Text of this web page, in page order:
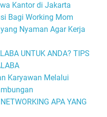
Kantor di Jakarta
Bagi Working Mom
Nyaman Agar Kerja
UNTUK ANDA? TIPS
Karyawan Melalui
APA YANG